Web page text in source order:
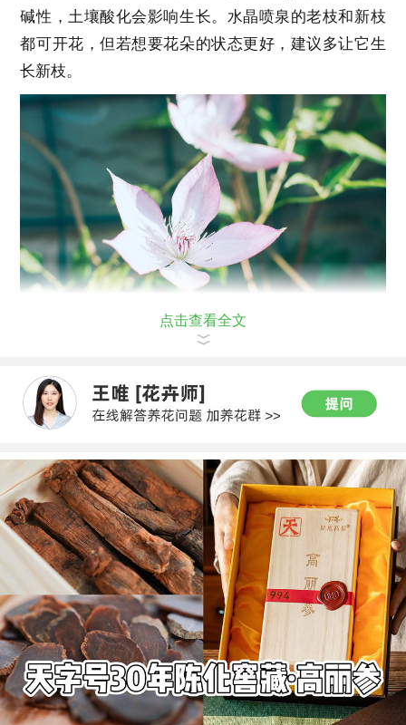
碱性，土壤酸化会影响生长。水晶喷泉的老枝和新枝
都可开花，但若想要花朵的状态更好，建议多让它生
长新枝。
点击查看全文